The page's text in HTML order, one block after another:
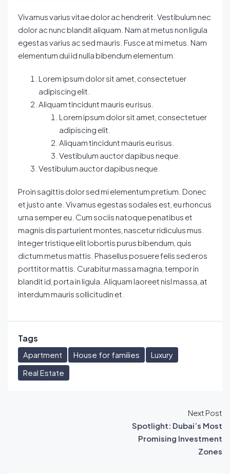
Vivamus varius vitae dolor ac hendrerit. Vestibulum nec
dolor ac nunc blandit aliquam. Nam at metus non ligula
egestas varius ac sed mauris. Fusce at mi metus. Nam
elementum dui id nulla bibendum elementum.
Lorem ipsum dolor sit amet, consectetuer
adipiscing elit.
Aliquam tincidunt mauris eu risus.
Lorem ipsum dolor sit amet, consectetuer
adipiscing elit.
Aliquam tincidunt mauris eu risus.
Vestibulum auctor dapibus neque.
Vestibulum auctor dapibus neque.
Proin sagittis dolor sed mi elementum pretium. Donec
et justo ante. Vivamus egestas sodales est, eu rhoncus
urna semper eu. Cum sociis natoque penatibus et
magnis dis parturient montes, nascetur ridiculus mus.
Integer tristique elit lobortis purus bibendum, quis
dictum metus mattis. Phasellus posuere felis sed eros
porttitor mattis. Curabitur massa magna, tempor in
blandit id, porta in ligula. Aliquam laoreet nisl massa, at
interdum mauris sollicitudin et.
Tags
Apartment House for families
Luxury
Real Estate
Next Post
Spotlight: Dubai’s Most
Promising Investment
Zones